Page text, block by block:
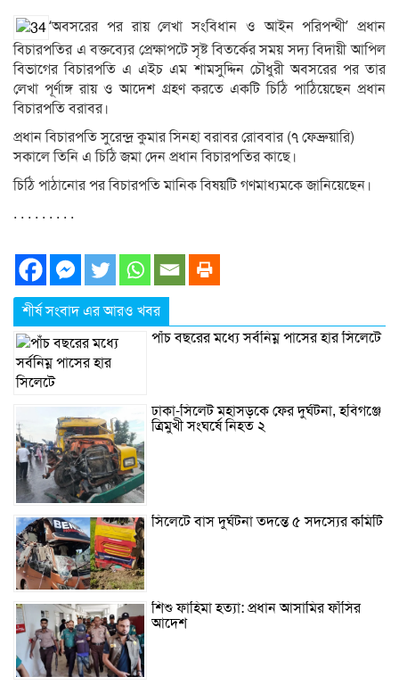
‘অবসরের পর রায় লেখা সংবিধান ও আইন পরিপন্থী’ প্রধান
বিচারপতির এ বক্তব্যের প্রেক্ষাপটে সৃষ্ট বিতর্কের সময় সদ্য বিদায়ী আপিল
বিভাগের বিচারপতি এ এইচ এম শামসুদ্দিন চৌধুরী অবসরের পর তার
লেখা পূর্ণাঙ্গ রায় ও আদেশ গ্রহণ করতে একটি চিঠি পাঠিয়েছেন প্রধান
বিচারপতি বরাবর।
প্রধান বিচারপতি সুরেন্দ্র কুমার সিনহা বরাবর রোববার (৭ ফেব্রুয়ারি)
সকালে তিনি এ চিঠি জমা দেন প্রধান বিচারপতির কাছে।
চিঠি পাঠানোর পর বিচারপতি মানিক বিষয়টি গণমাধ্যমকে জানিয়েছেন।
. . . . . . . . .
শীর্ষ সংবাদ এর আরও খবর
পাঁচ বছরের মধ্যে সর্বনিম্ন পাসের হার সিলেটে
ঢাকা-সিলেট মহাসড়কে ফের দুর্ঘটনা, হবিগঞ্জে
ত্রিমুখী সংঘর্ষে নিহত ২
সিলেটে বাস দুর্ঘটনা তদন্তে ৫ সদস্যের কমিটি
শিশু ফাহিমা হত্যা: প্রধান আসামির ফাঁসির
আদেশ